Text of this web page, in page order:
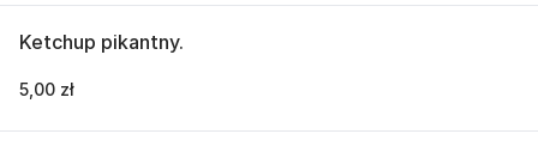
Ketchup pikantny.
5,00 zł